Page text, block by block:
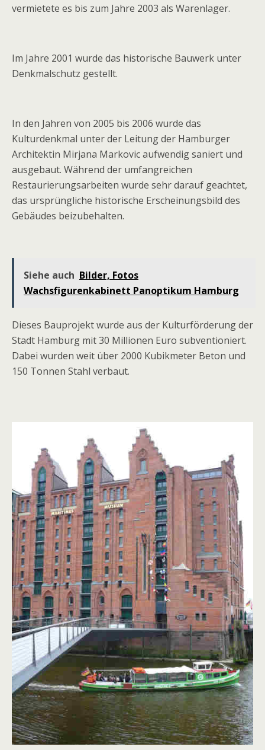
vermietete es bis zum Jahre 2003 als Warenlager.
Im Jahre 2001 wurde das historische Bauwerk unter
Denkmalschutz gestellt.
In den Jahren von 2005 bis 2006 wurde das
Kulturdenkmal unter der Leitung der Hamburger
Architektin Mirjana Markovic aufwendig saniert und
ausgebaut. Während der umfangreichen
Restaurierungsarbeiten wurde sehr darauf geachtet,
das ursprüngliche historische Erscheinungsbild des
Gebäudes beizubehalten.
Siehe auch Bilder, Fotos
Wachsfigurenkabinett Panoptikum Hamburg
Dieses Bauprojekt wurde aus der Kulturförderung der
Stadt Hamburg mit 30 Millionen Euro subventioniert.
Dabei wurden weit über 2000 Kubikmeter Beton und
150 Tonnen Stahl verbaut.